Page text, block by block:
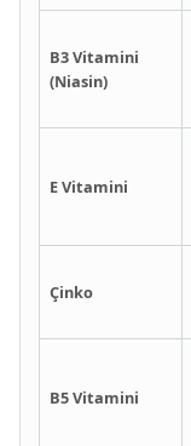
B3 Vitamini
(Niasin)
E Vitamini
Çinko
B5 Vitamini